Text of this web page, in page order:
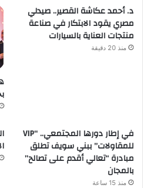
د. أحمد عكاشة القصير.. صيدلي
مصري يقود الابتكار في صناعة
منتجات العناية بالسيارات
منذ 20 دقيقة
في إطار دورها المجتمعي.. “VIP
للمقاولات” ببني سويف تطلق
مبادرة “تعالي أقدم على تصالح”
بالمجان
منذ 15 ساعة